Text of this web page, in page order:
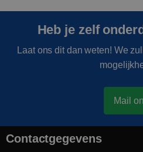
Heb je zelf
Laat ons dit dan weten! We
Mail
Contactgegevens